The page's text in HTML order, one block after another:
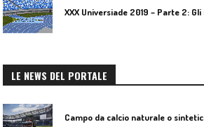
XXX Universiade 2019 – Parte 2:
LE NEWS DEL PORTALE